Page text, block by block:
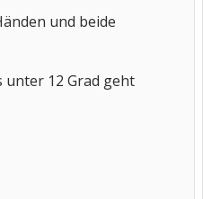
und beide
unter 12 Grad geht